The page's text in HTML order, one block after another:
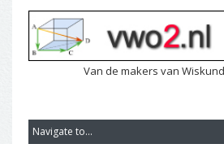
Van de makers van